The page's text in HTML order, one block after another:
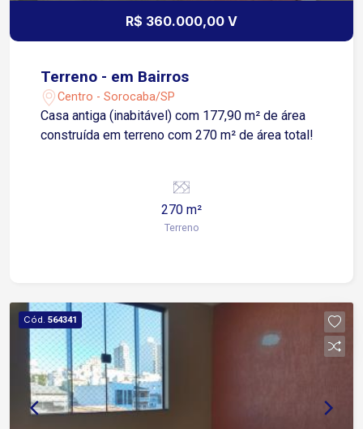
R$ 360.000,00 V
Terreno - em Bairros
Centro - Sorocaba/SP
Casa antiga (inabitável) com 177,90 m² de área
construída em terreno com 270 m² de área total!
270 m²
Terreno
Cód. 564341